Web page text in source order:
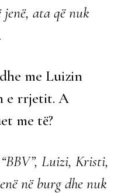
ata që nuk
me Luizin
e rrjetit. A
me të?
Luizi, Kristi,
në burg dhe nuk